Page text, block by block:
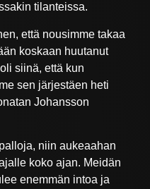
tilanteissa.
että nousimme takaa
koskaan huutanut
siinä, että kun
sen järjestäen heti
Johansson
niin aukeaahan
koko ajan. Meidän
enemmän intoa ja